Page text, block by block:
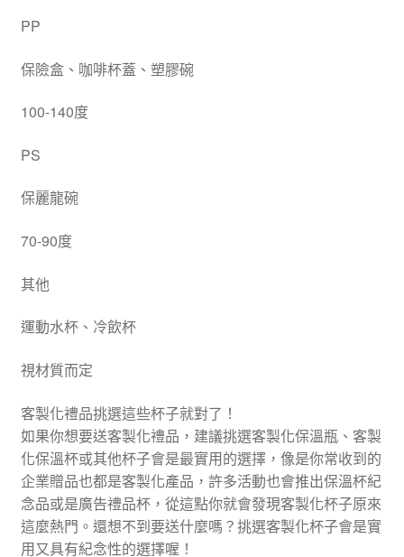
PP
保險盒、咖啡杯蓋、塑膠碗
100-140度
PS
保麗龍碗
70-90度
其他
運動水杯、冷飲杯
視材質而定
客製化禮品挑選這些杯子就對了！
如果你想要送客製化禮品，建議挑選客製化保溫瓶、客製
化保溫杯或其他杯子會是最實用的選擇，像是你常收到的
企業贈品也都是客製化產品，許多活動也會推出保溫杯紀
念品或是廣告禮品杯，從這點你就會發現客製化杯子原來
這麼熱門。還想不到要送什麼嗎？挑選客製化杯子會是實
用又具有紀念性的選擇喔！